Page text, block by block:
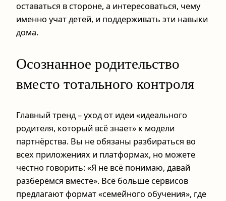
оставаться в стороне, а интересоваться, чему
именно учат детей, и поддерживать эти навыки
дома.
Осознанное родительство
вместо тотального контроля
Главный тренд – уход от идеи «идеального
родителя, который всё знает» к модели
партнёрства. Вы не обязаны разбираться во
всех приложениях и платформах, но можете
честно говорить: «Я не всё понимаю, давай
разберёмся вместе». Всё больше сервисов
предлагают формат «семейного обучения», где